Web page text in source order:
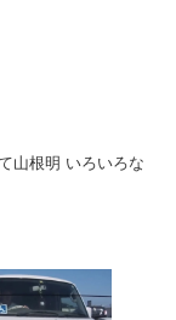
山根明 いろいろな